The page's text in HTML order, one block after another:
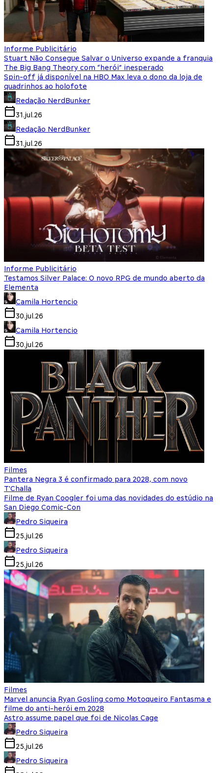
Informe Publicitário
Stuart Não Consegue Salvar o Universo expande a franquia
The Big Bang Theory com “herói” inesperado
Spin-off já disponível na HBO Max leva o dono da loja de
quadrinhos ao holofote
Redação NerdBunker
31.jul.26
Redação NerdBunker
31.jul.26
Informe Publicitário
Testamos Silver Palace: O novo RPG de mundo aberto da
Elementa
Camila Hortencio
30.jul.26
Camila Hortencio
30.jul.26
Filmes
Pantera Negra 3 é confirmado para 2028, com novo
T'Challa
Filme de Ryan Coogler foi uma das novidades do estúdio na
San Diego Comic-Con
Pedro Siqueira
25.jul.26
Pedro Siqueira
25.jul.26
Filmes
Marvel anuncia Ryan Gosling como Motoqueiro Fantasma e
filme do anti-herói em 2028
Astro assume papel que foi de Nicolas Cage
Pedro Siqueira
25.jul.26
Pedro Siqueira